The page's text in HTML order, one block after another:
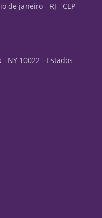
de janeiro - RJ - CEP
NY 10022 - Estados